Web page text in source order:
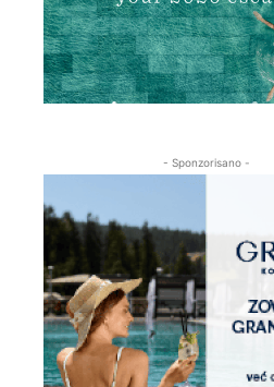
- Sponzorisano -